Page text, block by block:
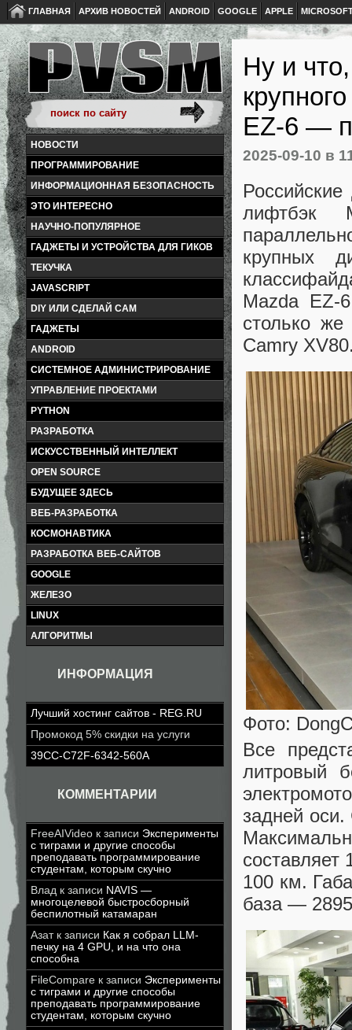
ГЛАВНАЯ АРХИВ НОВОСТЕЙ ANDROID GOOGLE APPLE
НОВОСТИ
ПРОГРАММИРОВАНИЕ
ИНФОРМАЦИОННАЯ БЕЗОПАСНОСТЬ
ЭТО ИНТЕРЕСНО
НАУЧНО-ПОПУЛЯРНОЕ
ГАДЖЕТЫ И УСТРОЙСТВА ДЛЯ ГИКОВ
ТЕКУЧКА
JAVASCRIPT
DIY ИЛИ СДЕЛАЙ САМ
ГАДЖЕТЫ
ANDROID
СИСТЕМНОЕ АДМИНИСТРИРОВАНИЕ
УПРАВЛЕНИЕ ПРОЕКТАМИ
PYTHON
РАЗРАБОТКА
ИСКУССТВЕННЫЙ ИНТЕЛЛЕКТ
OPEN SOURCE
БУДУЩЕЕ ЗДЕСЬ
ВЕБ-РАЗРАБОТКА
КОСМОНАВТИКА
РАЗРАБОТКА ВЕБ-САЙТОВ
GOOGLE
ЖЕЛЕЗО
LINUX
АЛГОРИТМЫ
ИНФОРМАЦИЯ
Лучший хостинг сайтов - REG.RU
Промокод 5% скидки на услуги
39CC-C72F-6342-560A
КОММЕНТАРИИ
FreeAIVideo к записи Эксперименты
с тиграми и другие способы
преподавать программирование
студентам, которым скучно
Влад к записи NAVIS —
многоцелевой быстросборный
беспилотный катамаран
Азатк записи Как я собрал LLM-
печку на 4 GPU, и на что она
способна
FileCompare к записи Эксперименты
с тиграми и другие способы
преподавать программирование
студентам, которым скучно
Ну и
EZ-6 —
2025-09-10 в
лифтбэк
крупных
Mazda
столько же
Camry
Фото:
Все
литровый
задней
100 км.
база —